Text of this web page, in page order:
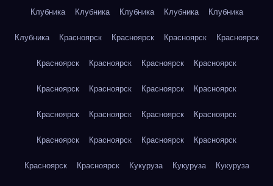
Клубника Клубника Клубника Клубника Клубника
Клубника Красноярск Красноярск Красноярск Красноярск
Красноярск Красноярск Красноярск Красноярск
Красноярск Красноярск Красноярск Красноярск
Красноярск Красноярск Красноярск Красноярск
Красноярск Красноярск Красноярск Красноярск
Красноярск Красноярск Кукуруза Кукуруза Кукуруза